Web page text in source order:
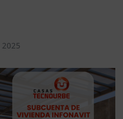
2025